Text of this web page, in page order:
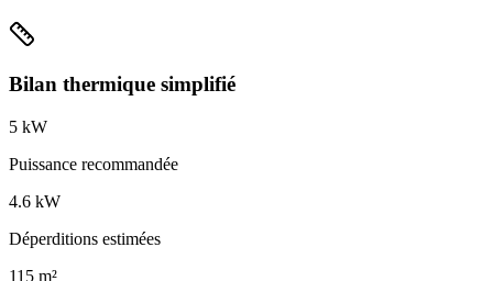
Bilan thermique simplifié
5 kW
Puissance recommandée
4.6 kW
Déperditions estimées
115 m²